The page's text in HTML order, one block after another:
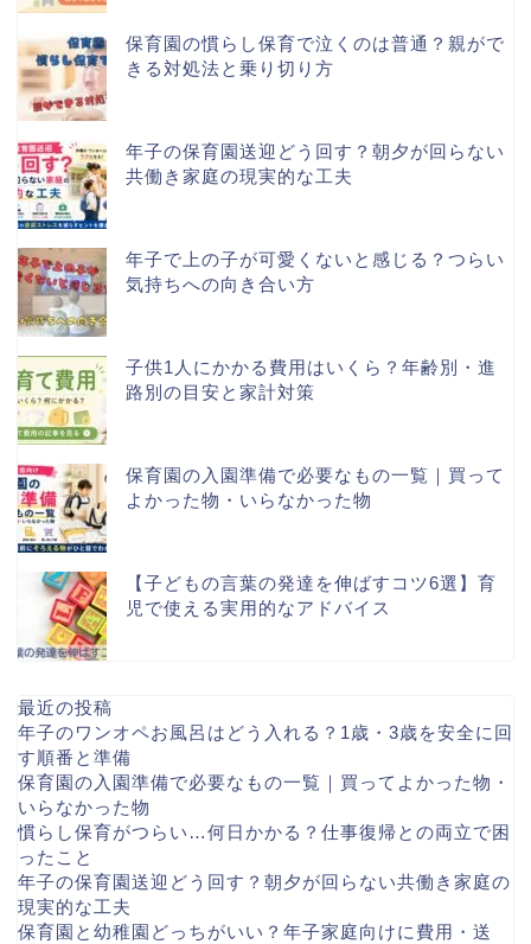
保育園の慣らし保育で泣くのは普通？親がで
きる対処法と乗り切り方
年子の保育園送迎どう回す？朝夕が回らない
共働き家庭の現実的な工夫
年子で上の子が可愛くないと感じる？つらい
気持ちへの向き合い方
子供1人にかかる費用はいくら？年齢別・進
路別の目安と家計対策
保育園の入園準備で必要なもの一覧｜買って
よかった物・いらなかった物
【子どもの言葉の発達を伸ばすコツ6選】育
児で使える実用的なアドバイス
最近の投稿
年子のワンオペお風呂はどう入れる？1歳・3歳を安全に回
す順番と準備
保育園の入園準備で必要なもの一覧｜買ってよかった物・
いらなかった物
慣らし保育がつらい…何日かかる？仕事復帰との両立で困
ったこと
年子の保育園送迎どう回す？朝夕が回らない共働き家庭の
現実的な工夫
保育園と幼稚園どっちがいい？年子家庭向けに費用・送